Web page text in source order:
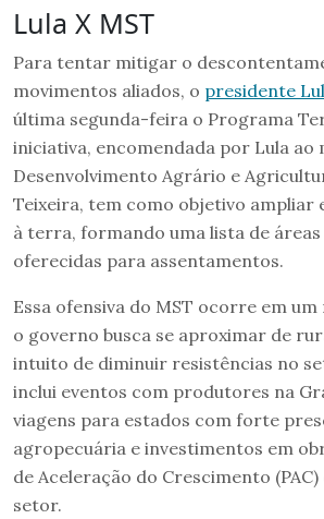
Lula X MST
Para tentar mitigar o
movimentos aliados, o presidente
última segunda-feira o Programa
iniciativa, encomendada por Lula ao
Desenvolvimento Agrário e
Teixeira, tem como objetivo ampliar
à terra, formando uma lista de
oferecidas para assentamentos.
Essa ofensiva do MST ocorre em
o governo busca se aproximar de
intuito de diminuir resistências no
inclui eventos com produtores na
viagens para estados com forte
agropecuária e investimentos em
de Aceleração do Crescimento
setor.